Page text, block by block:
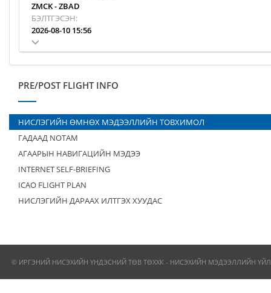
ZMCK-ZBAD
БЭЛТГЭСЭН:
2026-08-10 15:56
PRE/POST FLIGHT INFO
НИСЛЭГИЙН ӨМНӨХ МЭДЭЭЛЛИЙН ТОВХИМОЛ
ГАДААД NOTAM
АГААРЫН НАВИГАЦИЙН МЭДЭЭ
INTERNET SELF-BRIEFING
ICAO FLIGHT PLAN
НИСЛЭГИЙН ДАРААХ ИЛТГЭХ ХУУДАС
© ИРГЭНИЙ НИСЭХИЙН ҮНДЭСНИЙ ТӨВ ТӨХХК - НИСЭХИЙН МЭДЭЭЛЛИЙН